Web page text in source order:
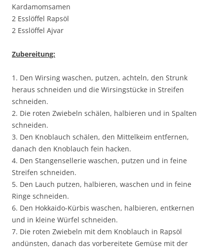
Kardamomsamen
2 Esslöffel Rapsöl
2 Esslöffel Ajvar
Zubereitung:
1. Den Wirsing waschen, putzen, achteln, den Strunk
heraus schneiden und die Wirsingstücke in Streifen
schneiden.
2. Die roten Zwiebeln schälen, halbieren und in Spalten
schneiden.
3. Den Knoblauch schälen, den Mittelkeim entfernen,
danach den Knoblauch fein hacken.
4. Den Stangensellerie waschen, putzen und in feine
Streifen schneiden.
5. Den Lauch putzen, halbieren, waschen und in feine
Ringe schneiden.
6. Den Hokkaido-Kürbis waschen, halbieren, entkernen
und in kleine Würfel schneiden.
7. Die roten Zwiebeln mit dem Knoblauch in Rapsöl
andünsten, danach das vorbereitete Gemüse mit der